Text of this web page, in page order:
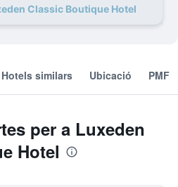
Classic Boutique Hotel
Hotels similars Ubicació PMF
per a Luxeden
Hotel